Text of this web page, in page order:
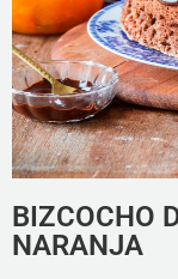
BIZCOCHO
NARANJA